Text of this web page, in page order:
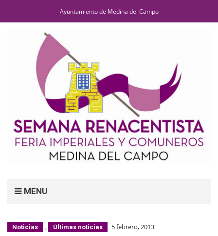
Ayuntamiento de Medina del Campo
MENU
Noticias , Últimas noticias 5 febrero, 2013